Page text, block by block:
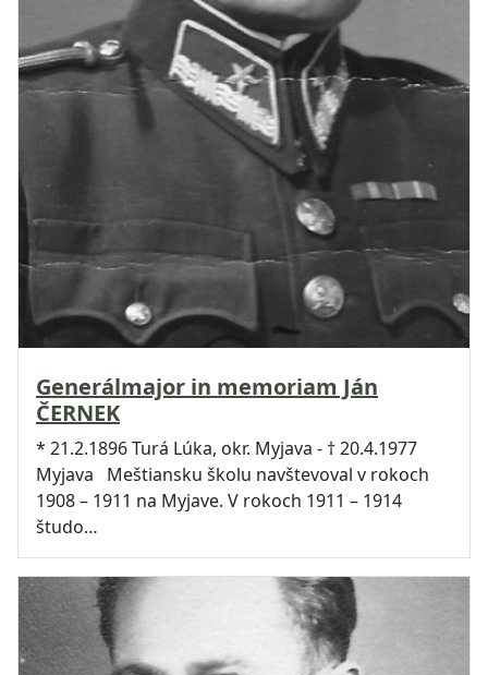
Generálmajor in memoriam Ján
ČERNEK
* 21.2.1896 Turá Lúka, okr. Myjava - † 20.4.1977
Myjava Meštiansku školu navštevoval v rokoch
1908 – 1911 na Myjave. V rokoch 1911 – 1914
študo…